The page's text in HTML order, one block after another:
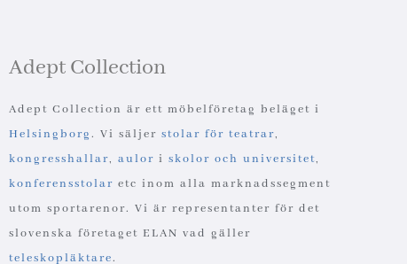
Adept Collection
Adept Collection är ett möbelföretag beläget i
Helsingborg. Vi säljer stolar för teatrar,
kongresshallar, aulor i skolor och universitet,
konferensstolar etc inom alla marknadssegment
utom sportarenor. Vi är representanter för det
slovenska företaget ELAN vad gäller
teleskopläktare.